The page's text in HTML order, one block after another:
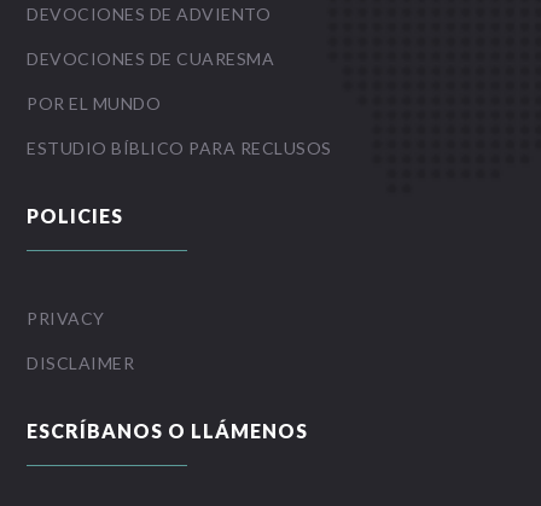
DEVOCIONES DE ADVIENTO
DEVOCIONES DE CUARESMA
POR EL MUNDO
ESTUDIO BÍBLICO PARA RECLUSOS
POLICIES
PRIVACY
DISCLAIMER
ESCRÍBANOS O LLÁMENOS